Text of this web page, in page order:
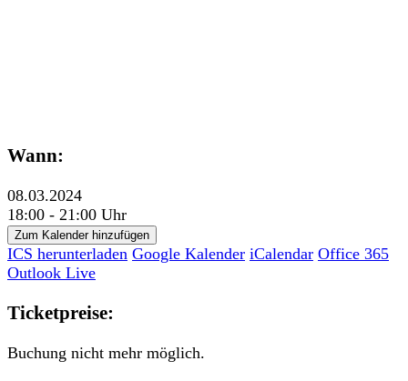
Wann:
08.03.2024
18:00 - 21:00 Uhr
Zum Kalender hinzufügen
ICS herunterladen Google Kalender iCalendar Office 365
Outlook Live
Ticketpreise:
Buchung nicht mehr möglich.